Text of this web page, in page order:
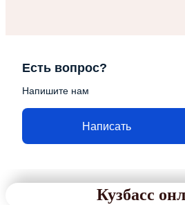
Есть вопрос?
Напишите нам
Написать
Кузбасс